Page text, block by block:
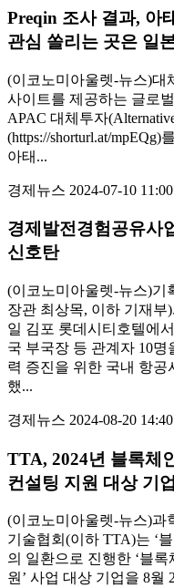
Preqin 조사 결과, 아
관심 쏠리는 곳은 일
(이코노미아울렛-뉴스)대
사이트를 제공하는 글로
APAC 대체투자
(https://shorturl.at/
아태...
경제뉴스 2024-07-10
경제발전경험공유사
신호탄
(이코노미아울렛-뉴스)기
장관 최상목, 이하 기재
일 김포 롯데시티호텔에
국 부국장 등 관계자 10
력 증진을 위한 국내 항공
했...
경제뉴스 2024-08-20
TTA, 2024년 블록체
컨설팅 지원 대상 기
(이코노미아울렛-뉴스)과
기술협회(이하 TTA)는 ‘
의 일환으로 진행한 ‘블
원’ 사업 대상 기업을 8월